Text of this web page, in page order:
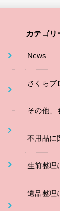
カテゴリ
News
さくらブ
その他、
不用品に
生前整理
遺品整理